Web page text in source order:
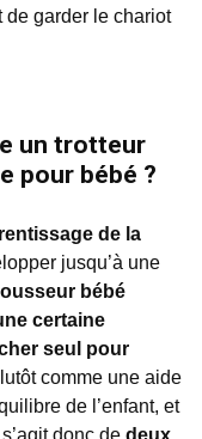
de garder le chariot
un trotteur
pour bébé ?
de la
jusqu’à une
bébé
certaine
seul pour
comme une aide
de l’enfant, et